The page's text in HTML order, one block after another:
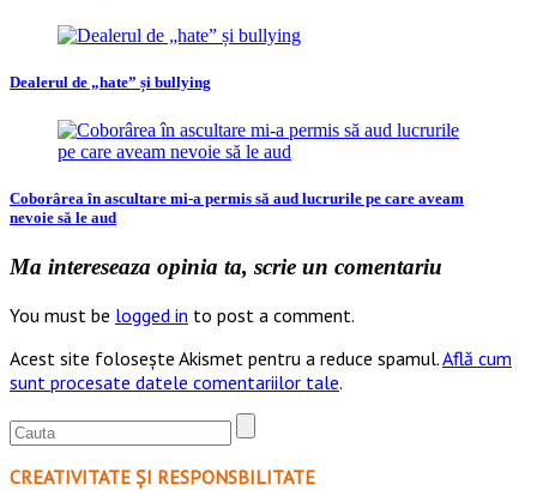
Dealerul de „hate” și bullying
Coborârea în ascultare mi-a permis să aud lucrurile pe care aveam
nevoie să le aud
Ma intereseaza opinia ta, scrie un comentariu
You must be logged in to post a comment.
Acest site folosește Akismet pentru a reduce spamul.Află cum
sunt procesate datele comentariilor tale.
CREATIVITATE ȘI RESPONSBILITATE